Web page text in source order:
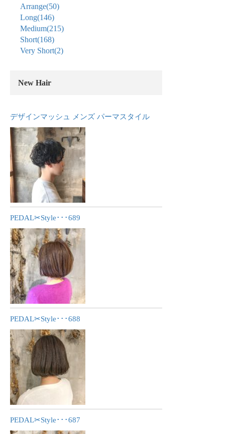
Arrange(50)
Long(146)
Medium(215)
Short(168)
Very Short(2)
New Hair
デザインマッシュ メンズ パーマスタイル
PEDAL✂︎Style･･･689
PEDAL✂︎Style･･･688
PEDAL✂︎Style･･･687